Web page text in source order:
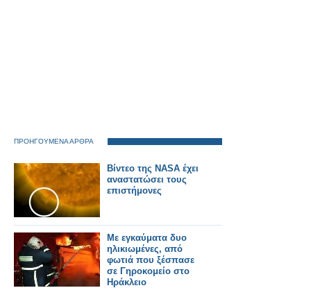
ΠΡΟΗΓΟΥΜΕΝΑ ΑΡΘΡΑ
Βίντεο της NASA έχει
αναστατώσει τους
επιστήμονες
Με εγκαύματα δυο
ηλικιωμένες, από
φωτιά που ξέσπασε
σε Γηροκομείο στο
Ηράκλειο